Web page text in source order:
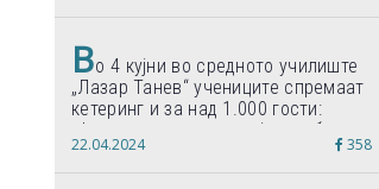
Во 4 кујни во средното училиште
„Лазар Танев“ учениците спремаат
кетеринг и за над 1.000 гости:
„Формиравме компанија и работиме
по светски стандарди“
22.04.2024 358